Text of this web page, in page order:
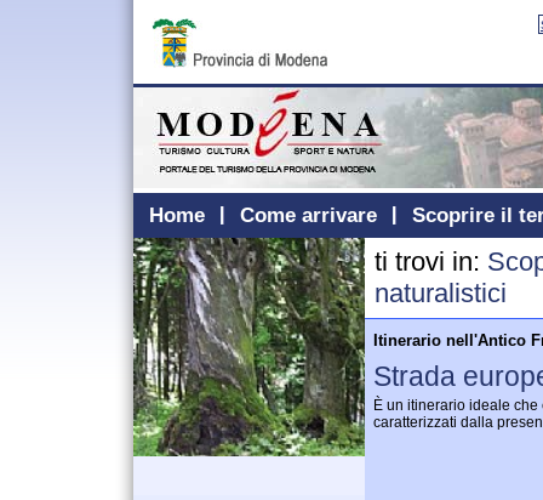
Home Come arrivare Scoprire il
ti trovi in:
naturalistici
Itinerario nell'Antico
Strada
È un itinerario ideale
caratterizzati dalla